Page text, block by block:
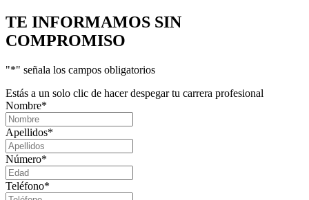
TE INFORMAMOS SIN
COMPROMISO
"*" señala los campos obligatorios
Estás a un solo clic de hacer despegar tu carrera profesional
Nombre*
Apellidos*
Número*
Teléfono*